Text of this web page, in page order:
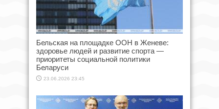
Бельская на площадке ООН в Женеве:
здоровье людей и развитие спорта —
приоритеты социальной политики
Беларуси
23.06.2026 23:45